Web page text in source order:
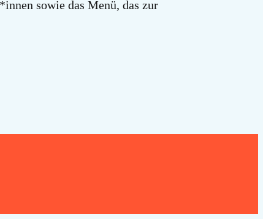
sowie das Menü, das zur